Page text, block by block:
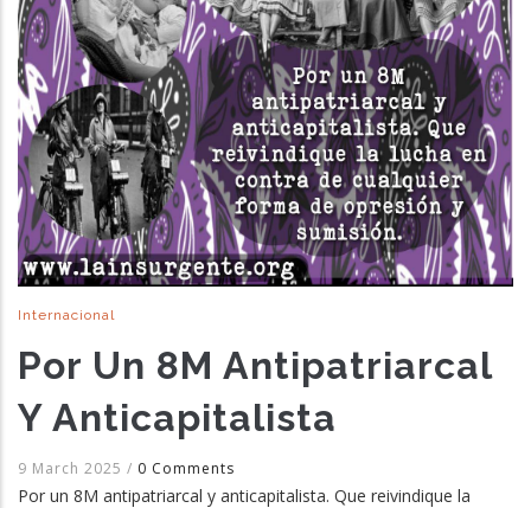
Internacional
Por Un 8M Antipatriarcal
Y Anticapitalista
9 March 2025 / 0 Comments
Por un 8M antipatriarcal y anticapitalista. Que reivindique la